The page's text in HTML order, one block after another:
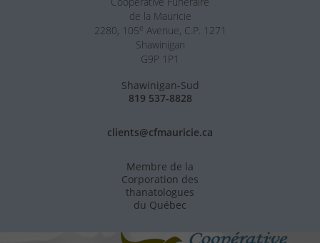
de la Mauricie
2280, 105e Avenue, C.P. 1271
Shawinigan
G9P 1P1
Shawinigan-Sud
819 537-8828
clients@cfmauricie.ca
Membre de la
Corporation des
thanatologues
du Québec